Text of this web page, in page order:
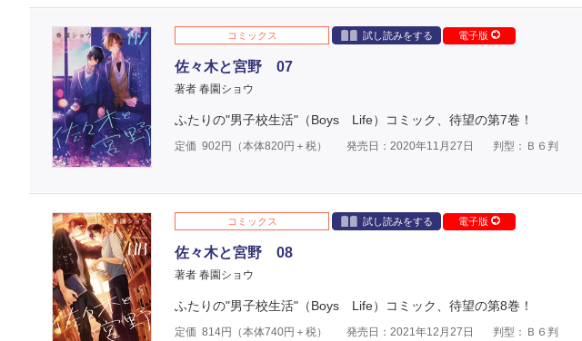
コミックス 試し読みをする 電子版
佐々木と宮野 07
著者 春園ショウ
ふたりの"男子校生活"（Boys Life）コミック、待望の第7巻！
定価 902 円（本体820円＋税） 発売日：2020年11月27日 判型：Ｂ６判
コミックス 試し読みをする 電子版
佐々木と宮野 08
著者 春園ショウ
ふたりの"男子校生活"（Boys Life）コミック、待望の第8巻！
定価 814円（本体740円＋税） 発売日：2021年12月27日 判型：Ｂ６判